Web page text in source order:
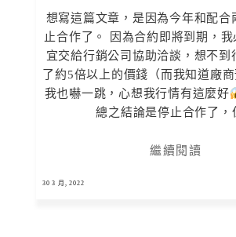
想寫這篇文章，是因為今年和配合
止合作了。 因為合約即將到期，
宜交給行銷公司協助洽談，想不到
了約5倍以上的價錢（而我知道廠商
我也嚇一跳，心想我行情有這麼好
總之結論是停止合作了，
繼續閱讀
30 3 月, 2022